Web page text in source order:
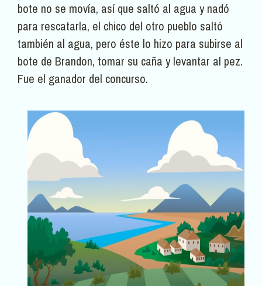
bote no se movía, así que saltó al agua y nadó
para rescatarla, el chico del otro pueblo saltó
también al agua, pero éste lo hizo para subirse al
bote de Brandon, tomar su caña y levantar al pez.
Fue el ganador del concurso.